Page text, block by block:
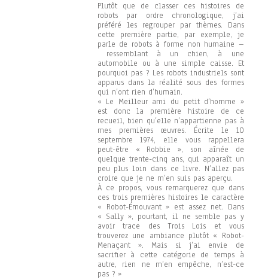
Plutôt que de classer ces histoires de
robots par ordre chronologique, j’ai
préféré les regrouper par thèmes. Dans
cette première partie, par exemple, je
parle de robots à forme non humaine –
ressemblant à un chien, à une
automobile ou à une simple caisse. Et
pourquoi pas ? Les robots industriels sont
apparus dans la réalité sous des formes
qui n’ont rien d’humain.
« Le Meilleur ami du petit d’homme »
est donc la première histoire de ce
recueil, bien qu’elle n’appartienne pas à
mes premières œuvres. Écrite le 10
septembre 1974, elle vous rappellera
peut-être « Robbie », son aînée de
quelque trente-cinq ans, qui apparaît un
peu plus loin dans ce livre. N’allez pas
croire que je ne m’en suis pas aperçu.
À ce propos, vous remarquerez que dans
ces trois premières histoires le caractère
« Robot-Émouvant » est assez net. Dans
« Sally », pourtant, il ne semble pas y
avoir trace des Trois Lois et vous
trouverez une ambiance plutôt « Robot-
Menaçant ». Mais si j’ai envie de
sacrifier à cette catégorie de temps à
autre, rien ne m’en empêche, n’est-ce
pas ? »